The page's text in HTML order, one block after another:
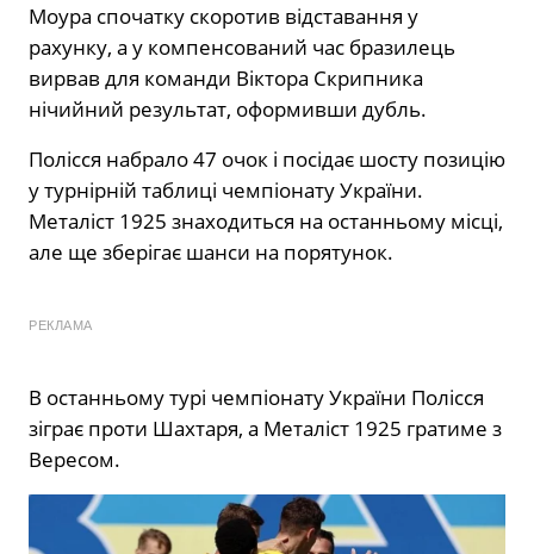
Моура спочатку скоротив відставання у
рахунку, а у компенсований час бразилець
вирвав для команди Віктора Скрипника
нічийний результат, оформивши дубль.
Полісся набрало 47 очок і посідає шосту позицію
у турнірній таблиці чемпіонату України.
Металіст 1925 знаходиться на останньому місці,
але ще зберігає шанси на порятунок.
РЕКЛАМА
В останньому турі чемпіонату України Полісся
зіграє проти Шахтаря, а Металіст 1925 гратиме з
Вересом.